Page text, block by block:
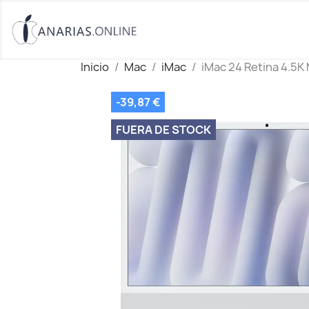
Inicio Mac iMac iMac 24 Retina 4.5K
-39,87 €
FUERA DE STOCK